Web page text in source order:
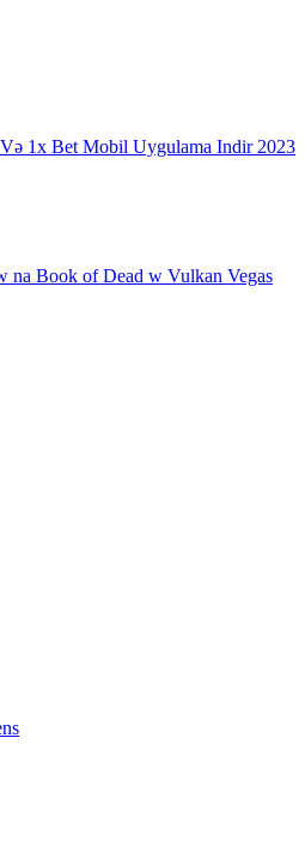
1x Bet Mobil Uygulama Indir 2023
na Book of Dead w Vulkan Vegas